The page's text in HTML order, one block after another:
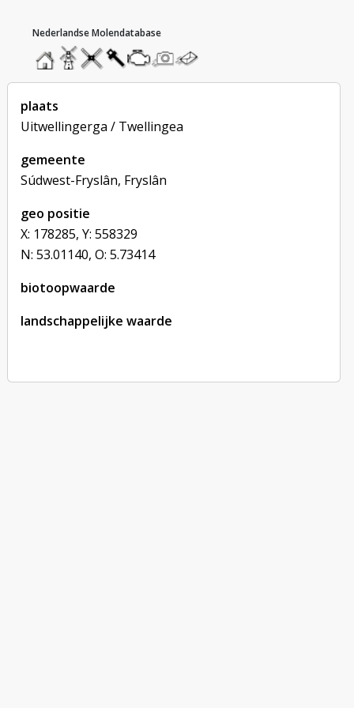
homemolendatabase
roedendatabase
assendatabase
motorendatabase
stuur
een
foto
stuur
een
bericht
plaats
Uitwellingerga / Twellingea
gemeente
Súdwest-Fryslân, Fryslân
geo positie
X: 178285, Y: 558329
N: 53.01140, O: 5.73414
biotoopwaarde
landschappelijke waarde